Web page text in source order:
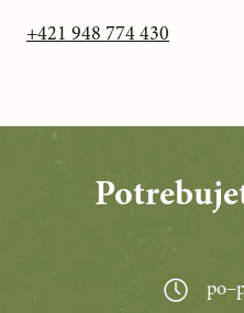
+421 948 774 430